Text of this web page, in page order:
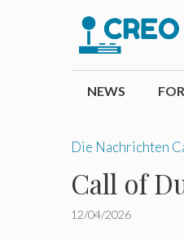
NEWS
Die Nachrichten
Call of
12/04/2026